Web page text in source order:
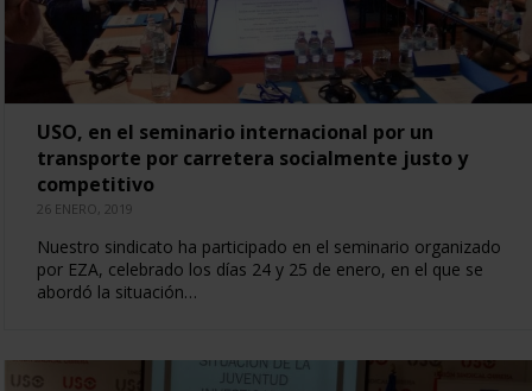
USO, en el seminario internacional por un
transporte por carretera socialmente justo y
competitivo
26 ENERO, 2019
Nuestro sindicato ha participado en el seminario organizado
por EZA, celebrado los días 24 y 25 de enero, en el que se
abordó la situación…